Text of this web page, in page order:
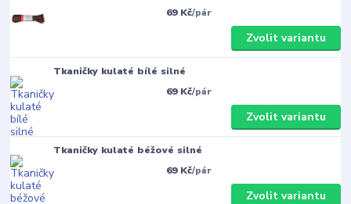
69 Kč/pár
Zvolit variantu
Tkaničky kulaté bílé silné
69 Kč/pár
Zvolit variantu
Tkaničky kulaté béžové silné
69 Kč/pár
Zvolit variantu